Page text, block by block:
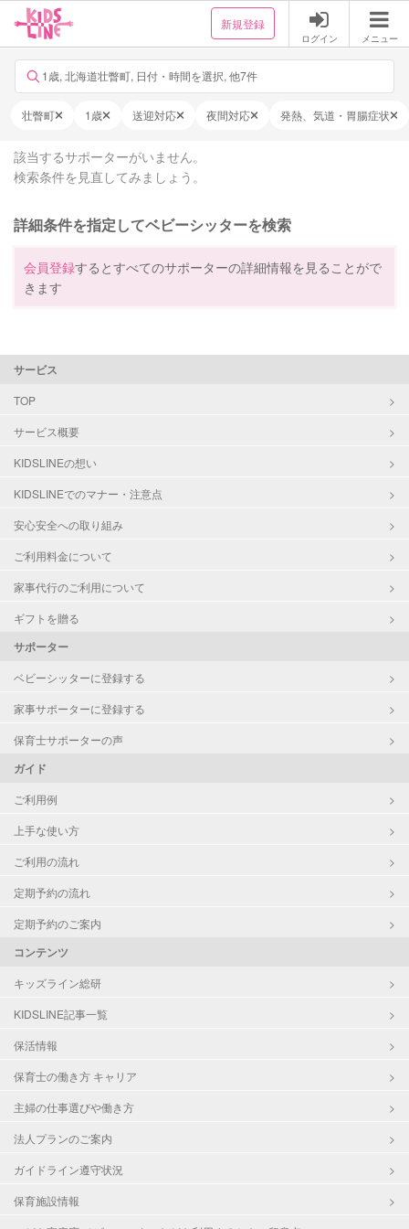
新規登録
ログイン メニュー
1歳, 北海道壮瞥町, 日付・時間を選択, 他7件
壮瞥町 1歳 送迎対応 夜間対応 発熱、気道・胃腸症状
該当するサポーターがいません。
検索条件を見直してみましょう。
詳細条件を指定してベビーシッターを検索
会員登録するとすべてのサポーターの詳細情報を見ることがで
きます
サービス
TOP
サービス概要
KIDSLINEの想い
KIDSLINEでのマナー・注意点
安心安全への取り組み
ご利用料金について
家事代行のご利用について
ギフトを贈る
サポーター
ベビーシッターに登録する
家事サポーターに登録する
保育士サポーターの声
ガイド
ご利用例
上手な使い方
ご利用の流れ
定期予約の流れ
定期予約のご案内
コンテンツ
キッズライン総研
KIDSLINE記事一覧
保活情報
保育士の働き方 キャリア
主婦の仕事選びや働き方
法人プランのご案内
ガイドライン遵守状況
保育施設情報